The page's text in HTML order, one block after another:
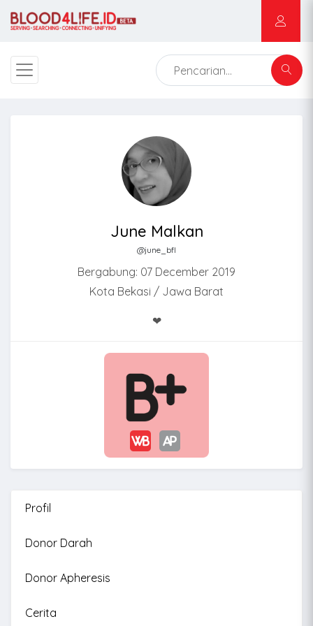
June Malkan
@june_bfl
Bergabung: 07 December 2019
Kota Bekasi / Jawa Barat
❤
Profil
Donor Darah
Donor Apheresis
Cerita